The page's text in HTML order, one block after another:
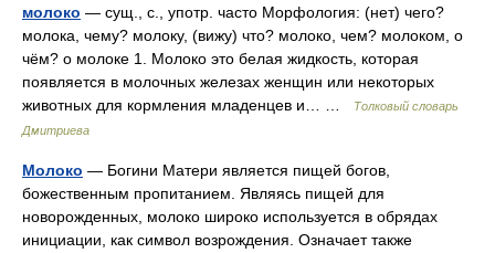
молоко — сущ., с., употр. часто Морфология: (нет) чего?
молока, чему? молоку, (вижу) что? молоко, чем? молоком, о
чём? о молоке 1. Молоко это белая жидкость, которая
появляется в молочных железах женщин или некоторых
животных для кормления младенцев и… …
Толковый словарь
Дмитриева
Молоко — Богини Матери является пищей богов,
божественным пропитанием. Являясь пищей для
новорожденных, молоко широко используется в обрядах
инициации, как символ возрождения. Означает также